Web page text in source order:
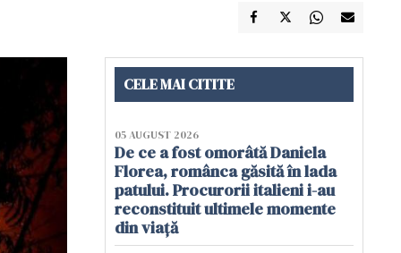
CELE MAI CITITE
05 AUGUST 2026
De ce a fost omorâtă Daniela
Florea, românca găsită în lada
patului. Procurorii italieni i-au
reconstituit ultimele momente
din viață